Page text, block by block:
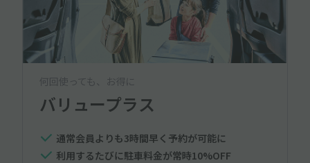
何回使っても、お得に
バリュープラス
通常会員よりも3時間早く予約が可能に
利用するたびに駐車料金が常時10%OFF